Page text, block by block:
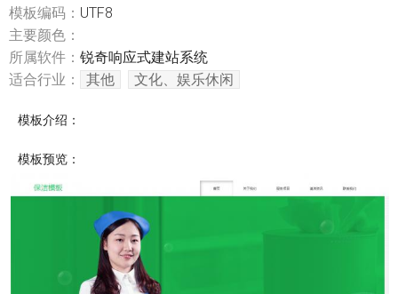
模板编码： UTF8
主要颜色：
所属软件： 锐奇响应式建站系统
适合行业：
其他 文化、娱乐休闲
模板介绍：
模板预览：